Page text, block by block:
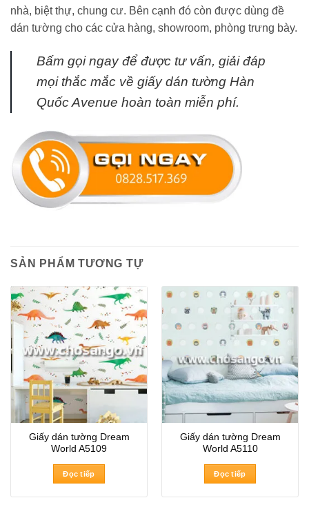
nhà, biệt thự, chung cư. Bên cạnh đó còn được dùng đề
dán tường cho các cửa hàng, showroom, phòng trưng bày.
Bấm gọi ngay để được tư vấn, giải đáp
mọi thắc mắc về giấy dán tường Hàn
Quốc Avenue hoàn toàn miễn phí.
SẢN PHẨM TƯƠNG TỰ
Giấy dán tường Dream
World A5109
Đọc tiếp
Giấy dán tường Dream
World A5110
Đọc tiếp